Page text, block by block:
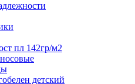
пл 142гр/м2
детский